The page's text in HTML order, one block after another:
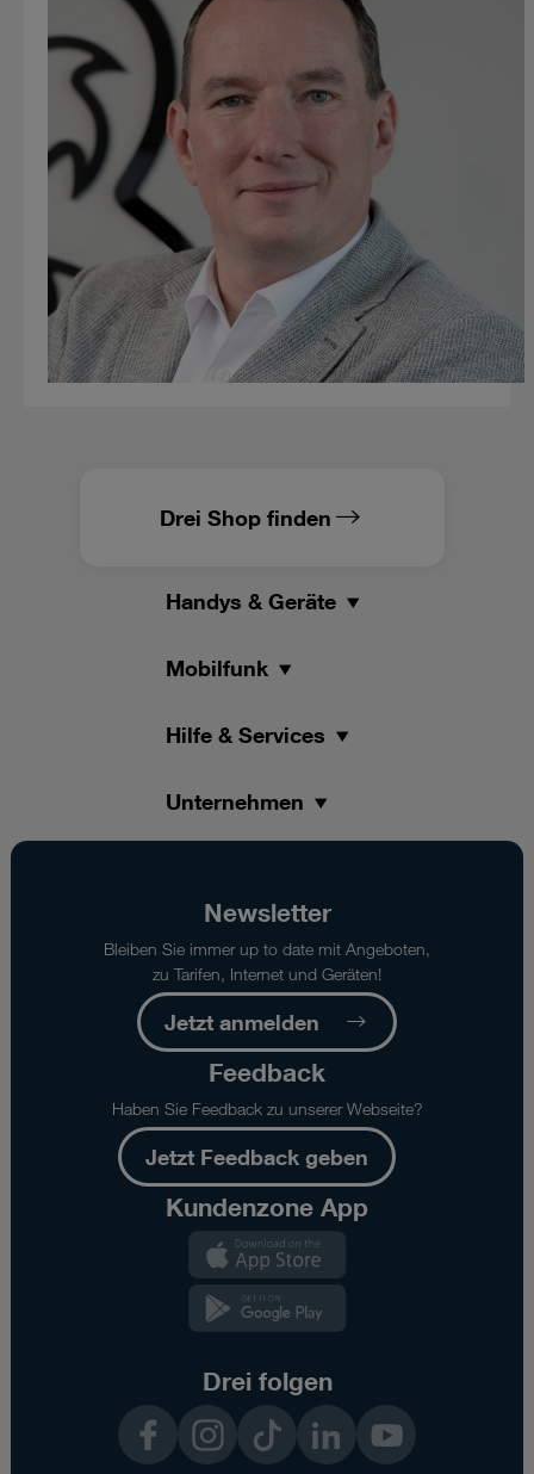
Drei Shop finden
Handys & Geräte
Mobilfunk
Hilfe & Services
Unternehmen
Newsletter
Bleiben Sie immer up to date mit Angeboten,
zu Tarifen, Internet und Geräten!
Jetzt anmelden
Feedback
Haben Sie Feedback zu unserer Webseite?
Jetzt Feedback geben
Kundenzone App
Drei folgen
InstagramTikTok LinkedIn YouTube